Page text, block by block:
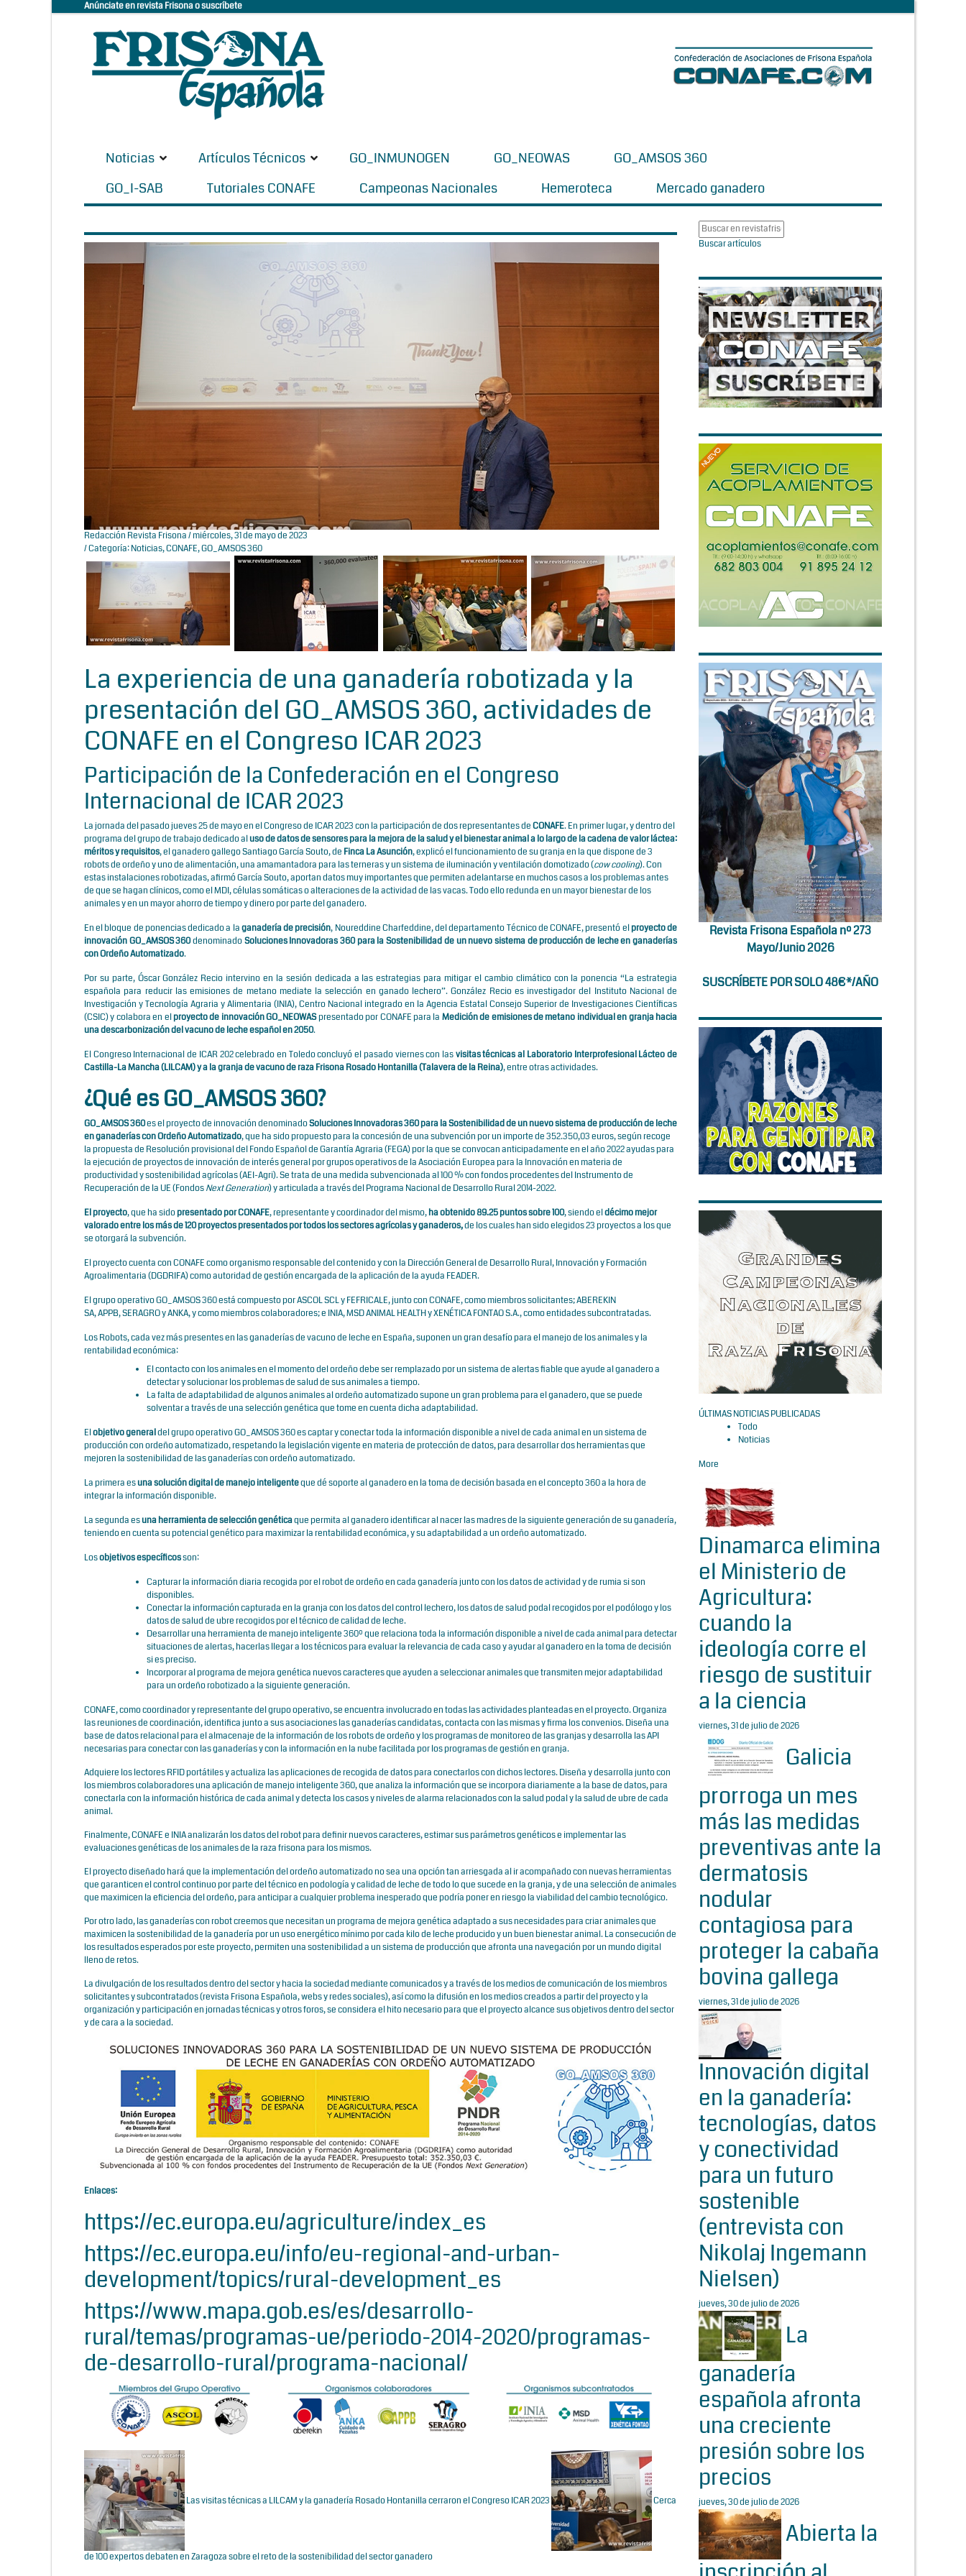
Anúnciate en revista Frisona o suscríbete
Noticias Artículos Técnicos GO_INMUNOGEN GO_NEOWAS
GO_AMSOS 360
GO_I-SAB
Tutoriales CONAFE Campeonas Nacionales Hemeroteca Mercado ganadero
Redacción Revista Frisona/ miércoles, 31 de mayo de 2023
/ Categoría:Noticias,CONAFE,GO_AMSOS 360
La experiencia de una ganadería robotizada y la
presentación del GO_AMSOS 360, actividades de
CONAFE en el Congreso ICAR 2023
Participación de la Confederación en el Congreso
Internacional de ICAR 2023
La jornada del pasado jueves 25 de mayo en el Congreso de ICAR 2023 con la participación de dos representantes deCONAFE. En primer lugar, y dentro del
programa del grupo de trabajo dedicado aluso de datos de sensores para la mejora de la salud y el bienestar animal a lo largo de la cadena de valor láctea:
méritos y requisitos, el ganadero gallego Santiago García Souto, de Finca La Asunción, explicó el funcionamiento de su granja en la que dispone de 3
robots de ordeño y uno de alimentación, una amamantadora para las terneras y un sistema de iluminación y ventilación domotizado (cow cooling). Con
estas instalaciones robotizadas, afirmó García Souto, aportan datos muy importantes que permiten adelantarse en muchos casos a los problemas antes
de que se hagan clínicos, como el MDI, células somáticas o alteraciones de la actividad de las vacas. Todo ello redunda en un mayor bienestar de los
animales y en un mayor ahorro de tiempo y dinero por parte del ganadero.
En el bloque de ponencias dedicado a laganadería de precisión, Noureddine Charfeddine, del departamento Técnico de CONAFE, presentó elproyecto de
innovación GO_AMSOS 360denominadoSoluciones Innovadoras 360 para la Sostenibilidad de un nuevo sistema de producción de leche en ganaderías
con Ordeño Automatizado.
Por su parte, Óscar González Recio intervino en la sesión dedicada a las estrategias para mitigar el cambio climático con la ponencia “La estrategia
española para reducir las emisiones de metano mediate la selección en ganado lechero”.González Recioes investigador del Instituto Nacional de
Investigación y Tecnología Agraria y Alimentaria (INIA), Centro Nacional integrado en la Agencia Estatal Consejo Superior de Investigaciones Científicas
(CSIC)y colabora en elproyecto de innovaciónGO_NEOWASpresentado por CONAFE para la Medición de emisiones de metano individual en granja hacia
una descarbonización del vacuno de leche español en 2050.
El Congreso Internacional de ICAR 202 celebrado en Toledo concluyó el pasado viernes con lasvisitas técnicas al Laboratorio Interprofesional Lácteo de
Castilla-La Mancha (LILCAM) y a la granja de vacuno de raza Frisona Rosado Hontanilla (Talavera de la Reina), entre otras actividades.
¿Qué es GO_AMSOS 360?
GO_AMSOS 360es el proyecto de innovación denominadoSoluciones Innovadoras 360 para la Sostenibilidad de un nuevo sistema de producción de leche
en ganaderías con Ordeño Automatizado, que ha sido propuesto para la concesión de una subvención por un importe de 352.350,03 euros, según recoge
la propuesta de Resolución provisional del Fondo Español de Garantía Agraria (FEGA) por la que se convocan anticipadamente en el año 2022 ayudas para
la ejecución de proyectos de innovación de interés general por grupos operativos de la Asociación Europea para la Innovación en materia de
productividad y sostenibilidad agrícolas (AEI-Agri). Se trata de una medida subvencionada al 100 % con fondos procedentes del Instrumento de
Recuperación de la UE (FondosNext Generation) y articulada a través del Programa Nacional de Desarrollo Rural 2014-2022.
El proyecto, que ha sidopresentado porCONAFE, representante y coordinador del mismo,ha obtenido 89.25 puntos sobre 100,siendo eldécimo mejor
valorado entre los más de 120 proyectos presentados por todos los sectores agrícolas y ganaderos,de los cuales han sido elegidos 23 proyectos a los que
se otorgará la subvención.
El proyecto cuenta con CONAFE como organismo responsable del contenido y con la Dirección General de Desarrollo Rural, Innovación y Formación
Agroalimentaria (DGDRIFA) como autoridad de gestión encargada de la aplicación de la ayuda FEADER.
El grupo operativo GO_AMSOS 360 está compuesto porASCOL SCLyFEFRICALE, junto conCONAFE, como miembros solicitantes;ABEREKIN
SA,APPB,SERAGROyANKA, y como miembros colaboradores; e INIA,MSD ANIMAL HEALTHyXENÉTICA FONTAO S.A., como entidades subcontratadas.
Los Robots, cada vez más presentes en las ganaderías de vacuno de leche en España, suponen un gran desafío para el manejo de los animales y la
rentabilidad económica:
El contacto con los animales en el momento del ordeño debe ser remplazado por un sistema de alertas fiable que ayude al ganadero a
detectar y solucionar los problemas de salud de sus animales a tiempo.
La falta de adaptabilidad de algunos animales al ordeño automatizado supone un gran problema para el ganadero, que se puede
solventar a través de una selección genética que tome en cuenta dicha adaptabilidad.
Elobjetivo generaldel grupo operativo GO_AMSOS 360 es captar y conectar toda la información disponible a nivel de cada animal en un sistema de
producción con ordeño automatizado, respetando la legislación vigente en materia de protección de datos, para desarrollar dos herramientas que
mejoren la sostenibilidad de las ganaderías con ordeño automatizado.
La primera esunasolución digital de manejo inteligenteque dé soporte al ganadero en la toma de decisión basada en el concepto 360 a la hora de
integrar la información disponible.
La segunda esuna herramienta de selección genéticaque permita al ganadero identificar al nacer las madres de la siguiente generación de su ganadería,
teniendo en cuenta su potencial genético para maximizar la rentabilidad económica, y su adaptabilidad a un ordeño automatizado.
Losobjetivos específicosson:
Capturar la información diaria recogida por el robot de ordeño en cada ganadería junto con los datos de actividad y de rumia si son
disponibles.
Conectar la información capturada en la granja con los datos del control lechero, los datos de salud podal recogidos por el podólogo y los
datos de salud de ubre recogidos por el técnico de calidad de leche.
Desarrollar una herramienta de manejo inteligente 360º que relaciona toda la información disponible a nivel de cada animal para detectar
situaciones de alertas, hacerlas llegar a los técnicos para evaluar la relevancia de cada caso y ayudar al ganadero en la toma de decisión
si es preciso.
Incorporar al programa de mejora genética nuevos caracteres que ayuden a seleccionar animales que transmiten mejor adaptabilidad
para un ordeño robotizado a la siguiente generación.
CONAFE, como coordinador y representante del grupo operativo, se encuentra involucrado en todas las actividades planteadas en el proyecto. Organiza
las reuniones de coordinación, identifica junto a sus asociaciones las ganaderías candidatas, contacta con las mismas y firma los convenios. Diseña una
base de datos relacional para el almacenaje de la información de los robots de ordeño y los programas de monitoreo de las granjas y desarrolla las API
necesarias para conectar con las ganaderías y con la información en la nube facilitada por los programas de gestión en granja.
Adquiere los lectores RFID portátiles y actualiza las aplicaciones de recogida de datos para conectarlos con dichos lectores. Diseña y desarrolla junto con
los miembros colaboradores una aplicación de manejo inteligente 360, que analiza la información que se incorpora diariamente a la base de datos, para
conectarla con la información histórica de cada animal y detecta los casos y niveles de alarma relacionados con la salud podal y la salud de ubre de cada
animal.
Finalmente, CONAFE e INIA analizarán los datos del robot para definir nuevos caracteres, estimar sus parámetros genéticos e implementar las
evaluaciones genéticas de los animales de la raza frisona para los mismos.
El proyecto diseñado hará que la implementación del ordeño automatizado no sea una opción tan arriesgada al ir acompañado con nuevas herramientas
que garanticen el control continuo por parte del técnico en podología y calidad de leche de todo lo que sucede en la granja, y de una selección de animales
que maximicen la eficiencia del ordeño, para anticipar a cualquier problema inesperado que podría poner en riesgo la viabilidad del cambio tecnológico.
Por otro lado, las ganaderías con robot creemos que necesitan un programa de mejora genética adaptado a sus necesidades para criar animales que
maximicen la sostenibilidad de la ganadería por un uso energético mínimo por cada kilo de leche producido y un buen bienestar animal. La consecución de
los resultados esperados por este proyecto, permiten una sostenibilidad a un sistema de producción que afronta una navegación por un mundo digital
lleno de retos.
La divulgación de los resultados dentro del sector y hacia la sociedad mediante comunicados y a través de los medios de comunicación de los miembros
solicitantes y subcontratados (revista Frisona Española, webs y redes sociales), así como la difusión en los medios creados a partir del proyecto y la
organización y participación en jornadas técnicas y otros foros, se considera el hito necesario para que el proyecto alcance sus objetivos dentro del sector
y de cara a la sociedad.
Enlaces:
https://ec.europa.eu/agriculture/index_es
https://ec.europa.eu/info/eu-regional-and-urban-
development/topics/rural-development_es
https://www.mapa.gob.es/es/desarrollo-
rural/temas/programas-ue/periodo-2014-2020/programas-
de-desarrollo-rural/programa-nacional/
Las visitas técnicas a LILCAM y la ganadería Rosado Hontanilla cerraron el Congreso ICAR 2023 Cerca
de 100 expertos debaten en Zaragoza sobre el reto de la sostenibilidad del sector ganadero
Buscar artículos
Revista Frisona Española nº 273
Mayo/Junio 2026
SUSCRÍBETE POR SOLO 48€*/AÑO
ÚLTIMAS NOTICIAS PUBLICADAS
Todo
Noticias
More
Dinamarca elimina
el Ministerio de
Agricultura:
cuando la
ideología corre el
riesgo de sustituir
a la ciencia
viernes, 31 de julio de 2026
Galicia
prorroga un mes
más las medidas
preventivas ante la
dermatosis
nodular
contagiosa para
proteger la cabaña
bovina gallega
viernes, 31 de julio de 2026
Innovación digital
en la ganadería:
tecnologías, datos
y conectividad
para un futuro
sostenible
(entrevista con
Nikolaj Ingemann
Nielsen)
jueves, 30 de julio de 2026
La
ganadería
española afronta
una creciente
presión sobre los
precios
jueves, 30 de julio de 2026
Abierta la